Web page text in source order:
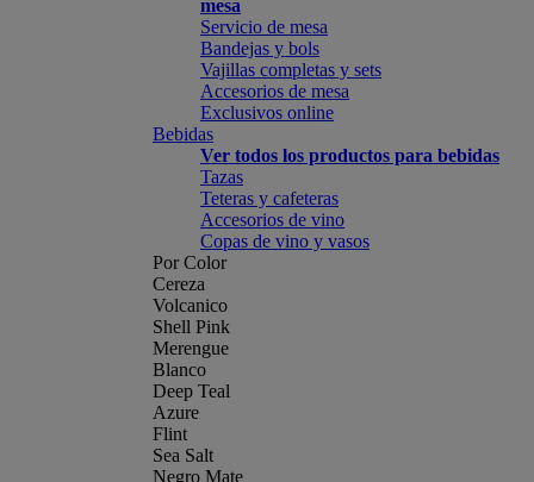
mesa
Servicio de mesa
Bandejas y bols
Vajillas completas y sets
Accesorios de mesa
Exclusivos online
Bebidas
Ver todos los productos para bebidas
Tazas
Teteras y cafeteras
Accesorios de vino
Copas de vino y vasos
Por Color
Cereza
Volcanico
Shell Pink
Merengue
Blanco
Deep Teal
Azure
Flint
Sea Salt
Negro Mate